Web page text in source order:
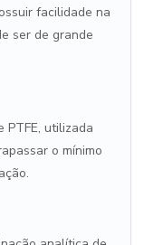
facilidade na
ser de grande
utilizada
o mínimo